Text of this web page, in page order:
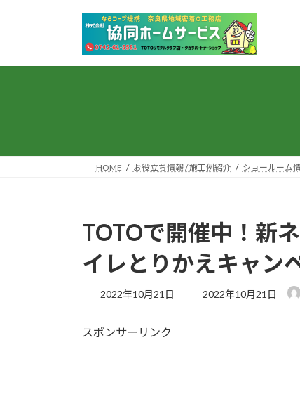
プ
動
HOME お役立ち情報 / 施工例紹介 ショールーム
TOTOで開催中！新
イレとりかえキャン
2022年10月21日
最
2022年10月21日
スポンサーリンク